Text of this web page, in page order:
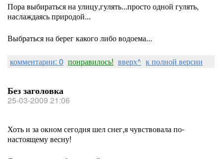
Пора выбираться на улицу,гулять...просто одной гулять,
наслаждаясь природой...
Выбраться на берег какого либо водоема...
комментарии: 0 понравилось! вверх^ к полной версии
Без заголовка
25-03-2009 21:06
Хоть и за окном сегодня шел снег,я чувствовала по-
настоящему весну!